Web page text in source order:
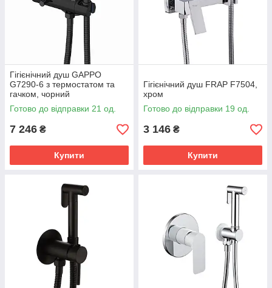
Гігієнічний душ GAPPO
G7290-6 з термостатом та
гачком, чорний
Готово до відправки 21 од.
7 246 ₴
Купити
Гігієнічний душ FRAP F7504,
хром
Готово до відправки 19 од.
3 146 ₴
Купити